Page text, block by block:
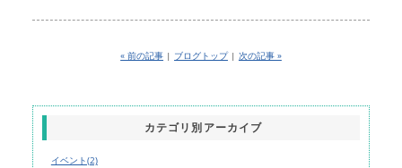
« 前の記事 | ブログトップ| 次の記事 »
カテゴリ別アーカイブ
イベント(2)